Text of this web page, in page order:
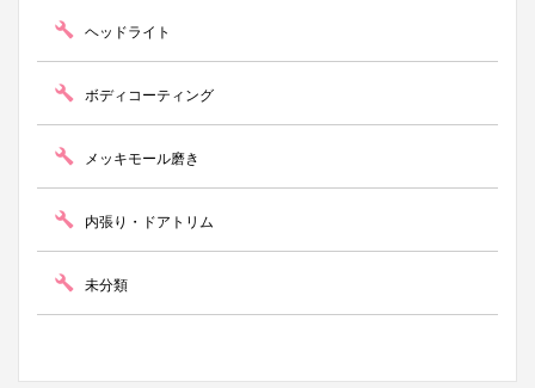
ヘッドライト
ボディコーティング
メッキモール磨き
内張り・ドアトリム
未分類